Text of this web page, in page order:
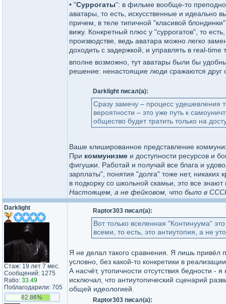
• "Суррогаты": в фильме вообще-то
аватары, то есть, искусственные и
причем, в теле типичной "класивой
вижу. Конкретный плюс у "суррогатов", то
производстве, ведь аватара можно легко
доходить с задержкой, и управлять в real-
вполне возможно, тут аватары были бы
решение: ненастоящие люди сражаются
Darklight писал(а):
Сразу замечу – процесс удешевления
вероятности – это уже путь к
общество будет тратить только на
Ваше клишированное представление
При коммунизме и доступности ресурсов и
фигушки. Работай и получай все блага и
зарплаты", понятия "долга" тоже нет,
в подкорку со школьной скамьи, это все
Настоящем, а не фейковом, что было в
Darklight
Стаж: 19 лет 7 мес.
Сообщений: 1275
Ratio: 33.49
Поблагодарили: 705
82.86%
Raptor303 писал(а):
Вот только вселенная "Континуума"
всеми, то есть, это антиутопия, а не
Я не делал такого сравнения. Я лишь привёл
условно, без какой-то конкретики в
А насчёт, утопичности отсутствия бедности -
исключал, что антиутопический сценарий
общей идеологией.
Raptor303 писал(а):